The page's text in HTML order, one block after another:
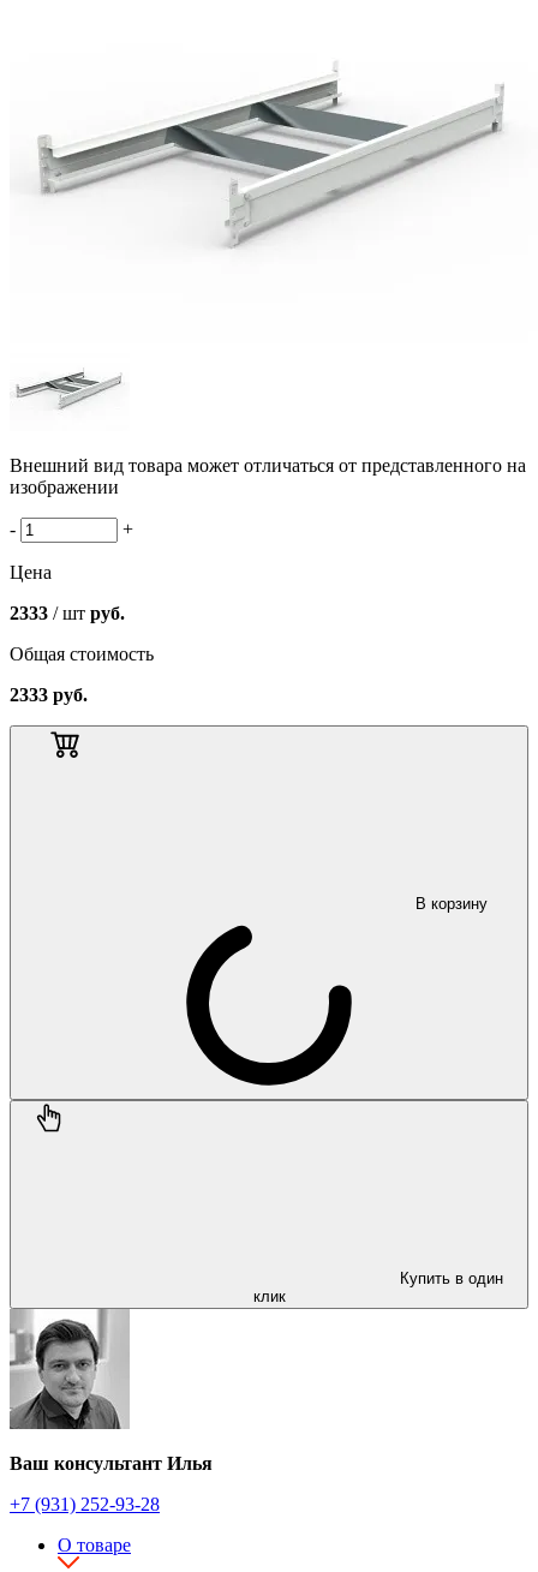
Внешний вид товара может отличаться от представленного на
изображении
- +
Цена
2333 / шт руб.
Общая стоимость
2333 руб.
В корзину
Купить в один
клик
Ваш консультант Илья
+7 (931) 252-93-28
О товаре